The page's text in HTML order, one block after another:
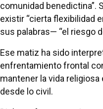
comunidad benedictina”.
existir “cierta flexibilidad
sus palabras— “el riesgo
Ese matiz ha sido
enfrentamiento frontal
mantener la vida
desde lo civil.